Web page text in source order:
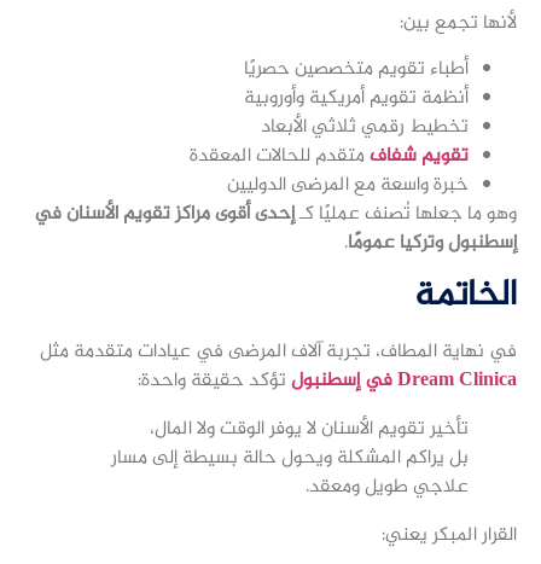
لأنها تجمع بين:
أطباء تقويم متخصصين حصريًا
أنظمة تقويم أمريكية وأوروبية
تخطيط رقمي ثلاثي الأبعاد
تقويم شفافمتقدم للحالات المعقدة
خبرة واسعة مع المرضى الدوليين
وهو ما جعلها تُصنف عمليًا كـإحدى أقوى مراكز تقويم الأسنان في
إسطنبول وتركيا عمومًا.
الخاتمة
في نهاية المطاف، تجربة آلاف المرضى في عيادات متقدمة مثل
Dream Clinica في إسطنبول
تؤكد حقيقة واحدة:
تأخير تقويم الأسنان لا يوفر الوقت ولا المال،
بل يراكم المشكلة ويحول حالة بسيطة إلى مسار
علاجي طويل ومعقد.
القرار المبكر يعني: